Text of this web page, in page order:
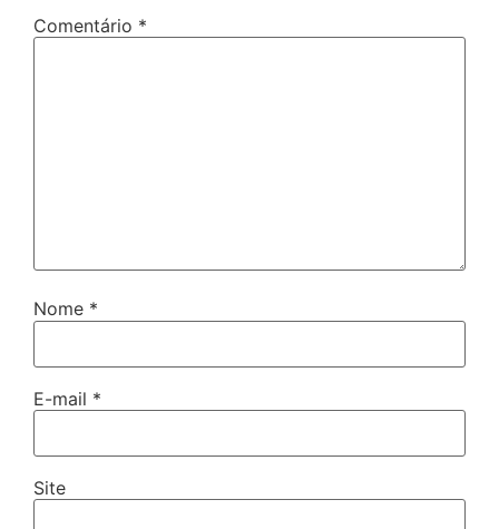
Comentário *
Nome *
E-mail *
Site